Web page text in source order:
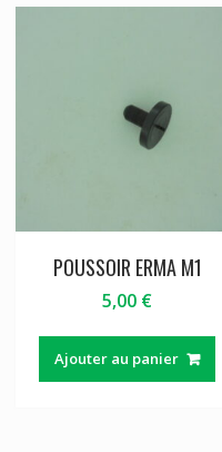
POUSSOIR ERMA M1
5,00 €
Ajouter au panier